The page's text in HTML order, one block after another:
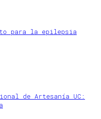
para la epilepsia
de Artesanía UC: